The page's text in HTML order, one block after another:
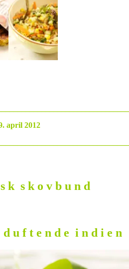
april 2012
k s k o v b u n d
u f t e n d e i n d i e n